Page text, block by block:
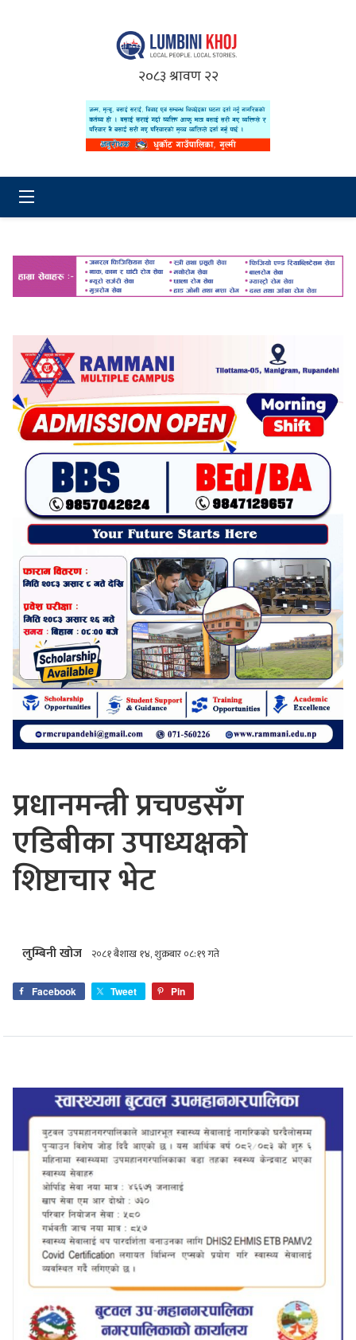
२०८३ श्रावण २२
प्रधानमन्त्री प्रचण्डसँग
एडिबीका उपाध्यक्षको
शिष्टाचार भेट
लुम्बिनी खोज २०८१ बैशाख १४, शुक्रबार ०८:१९ गते
Facebook Tweet Pin